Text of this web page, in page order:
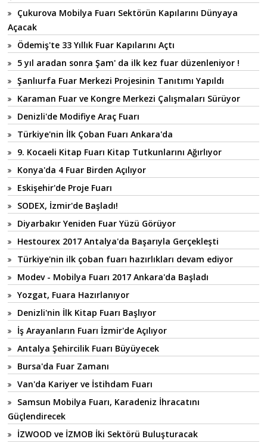
Çukurova Mobilya Fuarı Sektörün Kapılarını Dünyaya
Açacak
Ödemiş'te 33 Yıllık Fuar Kapılarını Açtı
5 yıl aradan sonra Şam' da ilk kez fuar düzenleniyor !
Şanlıurfa Fuar Merkezi Projesinin Tanıtımı Yapıldı
Karaman Fuar ve Kongre Merkezi Çalışmaları Sürüyor
Denizli'de Modifiye Araç Fuarı
Türkiye'nin İlk Çoban Fuarı Ankara'da
9. Kocaeli Kitap Fuarı Kitap Tutkunlarını Ağırlıyor
Konya'da 4 Fuar Birden Açılıyor
Eskişehir'de Proje Fuarı
SODEX, İzmir'de Başladı!
Diyarbakır Yeniden Fuar Yüzü Görüyor
Hestourex 2017 Antalya'da Başarıyla Gerçekleşti
Türkiye'nin ilk çoban fuarı hazırlıkları devam ediyor
Modev - Mobilya Fuarı 2017 Ankara'da Başladı
Yozgat, Fuara Hazırlanıyor
Denizli'nin İlk Kitap Fuarı Başlıyor
İş Arayanların Fuarı İzmir'de Açılıyor
Antalya Şehircilik Fuarı Büyüyecek
Bursa'da Fuar Zamanı
Van'da Kariyer ve İstihdam Fuarı
Samsun Mobilya Fuarı, Karadeniz İhracatını
Güçlendirecek
İZWOOD ve İZMOB İki Sektörü Buluşturacak